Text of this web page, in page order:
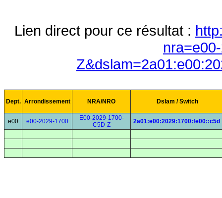
Lien direct pour ce résultat :
Dept. Arrondissement NRA/NRO Dslam / Switch
e00 e00-2029-1700
E00-2029-1700-
C5D-Z
2a01:e00:2029:1700:fe00::c5d